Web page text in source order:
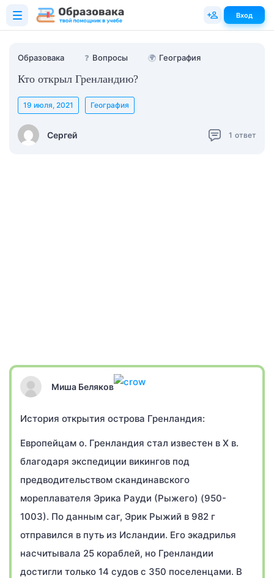
Образовака ❓ Вопросы 🌍 География
Кто открыл Гренландию?
Сергей
19 июля, 2021 География
1 ответ
Миша Беляков
История открытия острова Гренландия:
Европейцам о. Гренландия стал известен в X в.
благодаря экспедиции викингов под
предводительством скандинавского
мореплавателя Эрика Рауди (Рыжего) (950-
1003). По данным саг, Эрик Рыжий в 982 г
отправился в путь из Исландии. Его экадрилья
насчитывала 25 кораблей, но Гренландии
достигли только 14 судов с 350 поселенцами. В
Вход